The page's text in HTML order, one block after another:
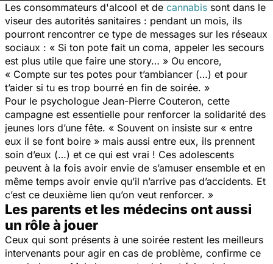
Les consommateurs d'alcool et de cannabis sont dans le
viseur des autorités sanitaires : pendant un mois, ils
pourront rencontrer ce type de messages sur les réseaux
sociaux : « Si ton pote fait un coma, appeler les secours
est plus utile que faire une story… » Ou encore,
« Compte sur tes potes pour t’ambiancer (…) et pour
t’aider si tu es trop bourré en fin de soirée. »
Pour le psychologue Jean-Pierre Couteron, cette
campagne est essentielle pour renforcer la solidarité des
jeunes lors d’une fête. « Souvent on insiste sur « entre
eux il se font boire » mais aussi entre eux, ils prennent
soin d’eux (…) et ce qui est vrai ! Ces adolescents
peuvent à la fois avoir envie de s’amuser ensemble et en
même temps avoir envie qu’il n’arrive pas d’accidents. Et
c’est ce deuxième lien qu’on veut renforcer. »
Les parents et les médecins ont aussi
un rôle à jouer
Ceux qui sont présents à une soirée restent les meilleurs
intervenants pour agir en cas de problème, confirme ce